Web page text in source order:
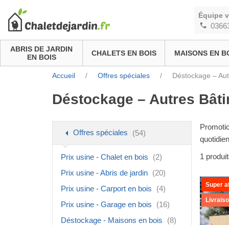
Équipe
ABRIS DE JARDIN
EN BOIS
CHALETS EN BOIS MAISONS EN
Accueil / Offres spéciales / Déstockage –
Déstockage – Autres
Offres spéciales (54)
Prix usine - Chalet en bois
(2)
Prix usine - Abris de jardin (20)
Prix usine - Carport en bois
(4)
Prix usine - Garage en bois
(16)
Déstockage - Maisons en bois
(8)
1
Super